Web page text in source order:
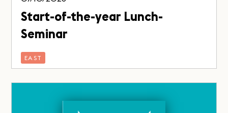
Start-of-the-year Lunch-
Seminar
EAST